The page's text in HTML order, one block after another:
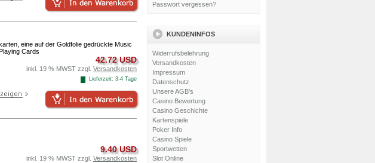
Passwort vergessen?
KUNDENINFOS
Widerrufsbelehrung
Versandkosten
Impressum
Datenschutz
Unsere AGB's
Casino Bewertung
Casino Geschichte
Kartenspiele
Poker Info
Casino Spiele
Sportwetten
Slot Online
eine auf der Goldfolie gedrückte Music
Cards
42.72 USD
inkl. 19 % MWST zzgl. Versandkosten
Lieferzeit: 3-4 Tage
9.40 USD
inkl. 19 % MWST zzgl. Versandkosten